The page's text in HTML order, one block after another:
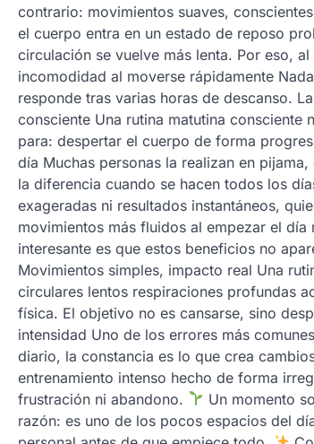
contrario: movimientos suaves,
el cuerpo entra en un estado de reposo
circulación se vuelve más lenta. Por eso,
incomodidad al moverse rápidamente
responde tras varias horas de descanso.
consciente Una rutina matutina consciente
para: despertar el cuerpo de forma
día Muchas personas la realizan en
la diferencia cuando se hacen todos los
exageradas ni resultados instantáneos,
movimientos más fluidos al empezar el
interesante es que estos beneficios no
Movimientos simples, impacto real Una
circulares lentos respiraciones profundas
física. El objetivo no es cansarse, sino
intensidad Uno de los errores más
diario, la constancia es lo que crea
entrenamiento intenso hecho de forma
frustración ni abandono.
Un momento
razón: es uno de los pocos espacios del